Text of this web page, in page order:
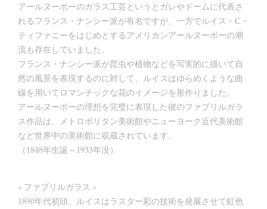
アールヌーボーのガラス工芸というとガレやドームに代表さ
れるフランス・ナンシー派が有名ですが、一方でルイス・C・
ティファニーをはじめとするアメリカンアールヌーボーの潮
流も存在していました。
フランス・ナンシー派が昆虫や植物などを写実的に描いて自
然の風景を表現するのに対して、ルイスはゆらめくような曲
線を用いてロマンチックな花のイメージを形作りました。
アールヌーボーの理想を完璧に表現した彼のファブリルガラ
ス作品は、メトロポリタン美術館やニューヨーク近代美術館
など世界中の美術館に収蔵されています。
（1848年生誕～1933年没）
« ファブリルガラス »
1890年代初頭、ルイスはラスター彩の技術を発展させて虹色